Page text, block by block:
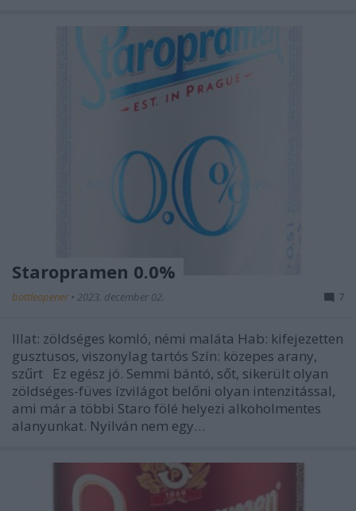
Staropramen 0.0%
bottleopener • 2023. december 02. 7
Illat: zöldséges komló, némi maláta Hab: kifejezetten
gusztusos, viszonylag tartós Szín: közepes arany,
szűrt Ez egész jó. Semmi bántó, sőt, sikerült olyan
zöldséges-füves ízvilágot belőni olyan intenzitással,
ami már a többi Staro fölé helyezi alkoholmentes
alanyunkat. Nyilván nem egy…